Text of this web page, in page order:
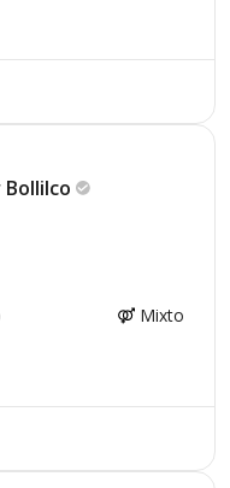
Bollilco
Mixto